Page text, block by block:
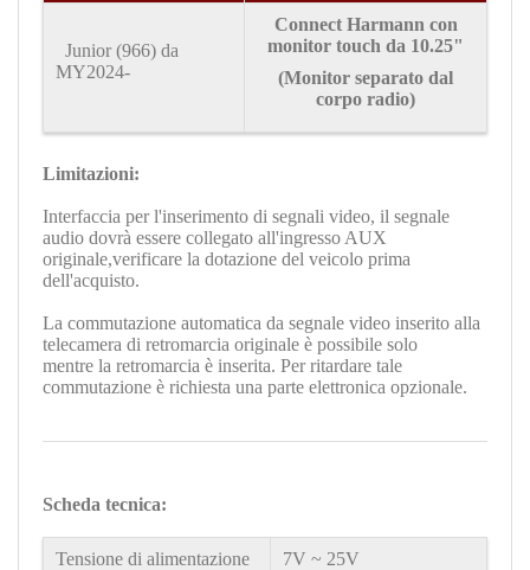
Junior (966) da
MY2024-
ConnectHarmann con
monitor touch da 10.25"
(Monitor separato dal
corpo radio)
Limitazioni:
Interfaccia per l'inserimento di segnali video, il segnale
audio dovrà essere collegato all'ingresso AUX
originale,verificare la dotazione del veicolo prima
dell'acquisto.
La commutazione automatica da segnale video inserito alla
telecamera di retromarcia originale è possibile solo
mentre la retromarcia è inserita. Per ritardare tale
commutazione è richiesta una parte elettronica opzionale.
Scheda tecnica:
Tensione di alimentazione 7V ~ 25V